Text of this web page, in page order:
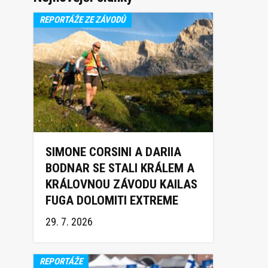
REPORTÁŽE ZE ZÁVODŮ
SIMONE CORSINI A DARIIA
BODNAR SE STALI KRÁLEM A
KRÁLOVNOU ZÁVODU KAILAS
FUGA DOLOMITI EXTREME
TRAIL 2026
29. 7. 2026
REPORTÁŽE